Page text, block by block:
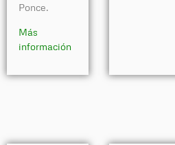
Ponce.
Más
información